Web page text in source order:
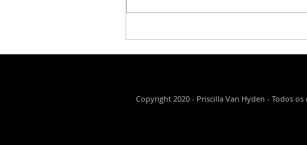
Copyright 2020 - Priscilla Van Hyden - Todos